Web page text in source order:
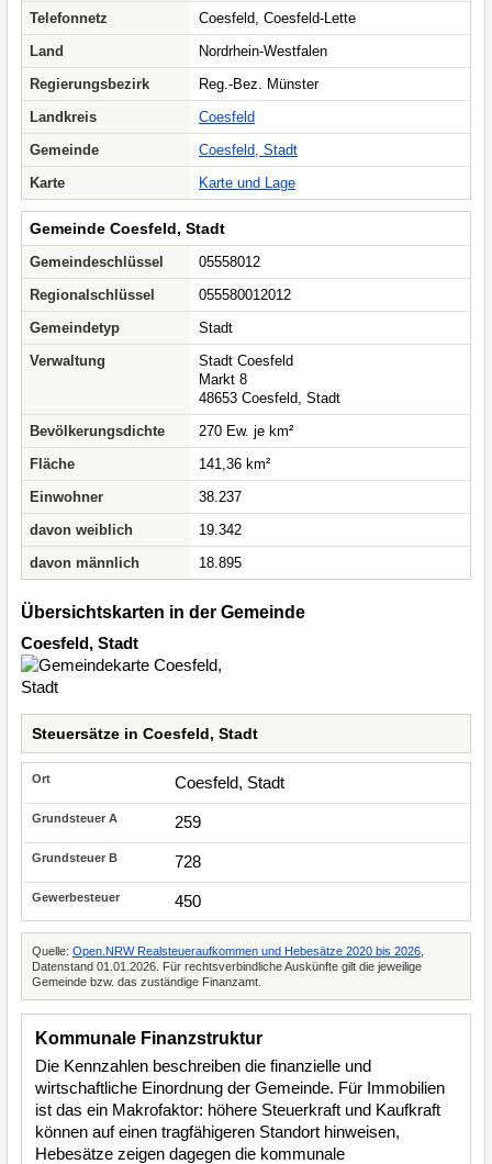
Telefonnetz
Coesfeld, Coesfeld-Lette
Land
Nordrhein-Westfalen
Regierungsbezirk
Reg.-Bez. Münster
Landkreis
Coesfeld
Gemeinde
Coesfeld, Stadt
Karte
Karte und Lage
Gemeinde Coesfeld, Stadt
Gemeindeschlüssel
05558012
Regionalschlüssel
055580012012
Gemeindetyp
Stadt
Verwaltung
Stadt Coesfeld
Markt 8
48653 Coesfeld, Stadt
Bevölkerungsdichte
270 Ew. je km²
Fläche
141,36 km²
Einwohner
38.237
davon weiblich
19.342
davon männlich
18.895
Übersichtskarten in der Gemeinde
Coesfeld, Stadt
Steuersätze in Coesfeld, Stadt
Coesfeld, Stadt
259
728
450
Quelle: Open.NRW Realsteueraufkommen und Hebesätze 2020 bis 2026
Datenstand 01.01.2026. Für rechtsverbindliche Auskünfte gilt die jeweilige
Gemeinde bzw. das zuständige Finanzamt.
Kommunale Finanzstruktur
Die Kennzahlen beschreiben die finanzielle und
wirtschaftliche Einordnung der Gemeinde. Für Immobilien
ist das ein Makrofaktor: höhere Steuerkraft und Kaufkraft
können auf einen tragfähigeren Standort hinweisen,
Hebesätze zeigen dagegen die kommunale